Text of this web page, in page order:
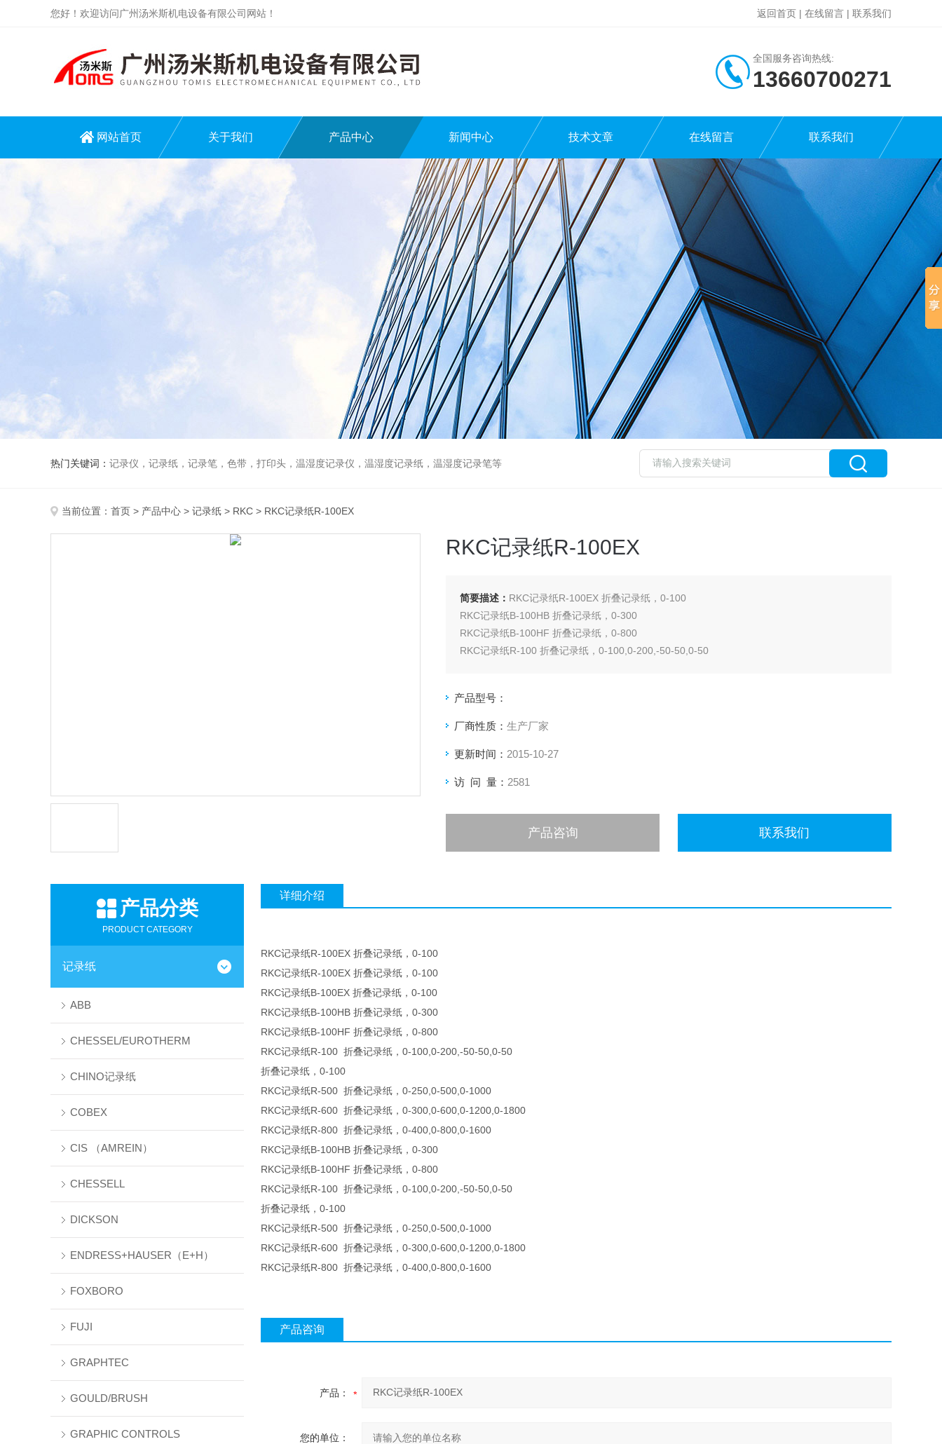
您好！欢迎访问广州汤米斯机电设备有限公司网站！ 返回首页 | 在线留言 | 联系我们
全国服务咨询热线:
13660700271
网站首页 关于我们 产品中心 新闻中心 技术文章 在线留言 联系我们
热门关键词： 记录仪，记录纸，记录笔，色带，打印头，温湿度记录仪，温湿度记录纸，温湿度记录笔等
当前位置： 首页 > 产品中心 > 记录纸 > RKC > RKC记录纸R-100EX
RKC记录纸R-100EX
简要描述： RKC记录纸R-100EX 折叠记录纸，0-100
RKC记录纸B-100HB 折叠记录纸，0-300
RKC记录纸B-100HF 折叠记录纸，0-800
RKC记录纸R-100 折叠记录纸，0-100,0-200,-50-50,0-50
产品型号：
厂商性质： 生产厂家
更新时间： 2015-10-27
访 问 量： 2581
产品咨询 联系我们
产品分类
PRODUCT CATEGORY
记录纸
ABB
CHESSEL/EUROTHERM
CHINO记录纸
COBEX
CIS （AMREIN）
CHESSELL
DICKSON
ENDRESS+HAUSER（E+H）
FOXBORO
FUJI
GRAPHTEC
GOULD/BRUSH
GRAPHIC CONTROLS
详细介绍
RKC记录纸R-100EX 折叠记录纸，0-100
RKC记录纸R-100EX 折叠记录纸，0-100
RKC记录纸B-100EX 折叠记录纸，0-100
RKC记录纸B-100HB 折叠记录纸，0-300
RKC记录纸B-100HF 折叠记录纸，0-800
RKC记录纸R-100 折叠记录纸，0-100,0-200,-50-50,0-50
折叠记录纸，0-100
RKC记录纸R-500 折叠记录纸，0-250,0-500,0-1000
RKC记录纸R-600 折叠记录纸，0-300,0-600,0-1200,0-1800
RKC记录纸R-800 折叠记录纸，0-400,0-800,0-1600
RKC记录纸B-100HB 折叠记录纸，0-300
RKC记录纸B-100HF 折叠记录纸，0-800
RKC记录纸R-100 折叠记录纸，0-100,0-200,-50-50,0-50
折叠记录纸，0-100
RKC记录纸R-500 折叠记录纸，0-250,0-500,0-1000
RKC记录纸R-600 折叠记录纸，0-300,0-600,0-1200,0-1800
RKC记录纸R-800 折叠记录纸，0-400,0-800,0-1600
产品咨询
产品：
您的单位：